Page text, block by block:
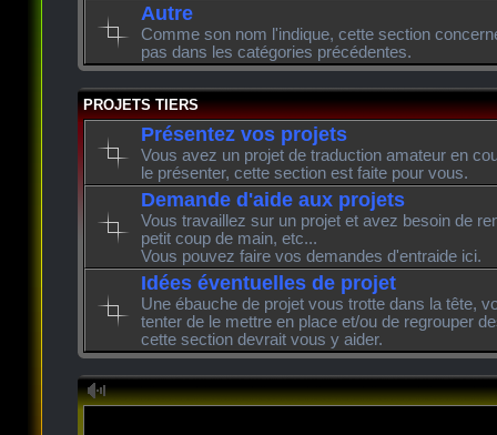
Autre
Comme son nom l'indique, cette section
pas dans les catégories précédentes.
PROJETS TIERS
Présentez vos projets
Vous avez un projet de traduction amateur en
le présenter, cette section est faite pour vous.
Demande d'aide aux projets
Vous travaillez sur un projet et avez besoin de
petit coup de main, etc...
Vous pouvez faire vos demandes d'entraide ici.
Idées éventuelles de projet
Une ébauche de projet vous trotte dans la tête,
tenter de le mettre en place et/ou de regrouper
cette section devrait vous y aider.